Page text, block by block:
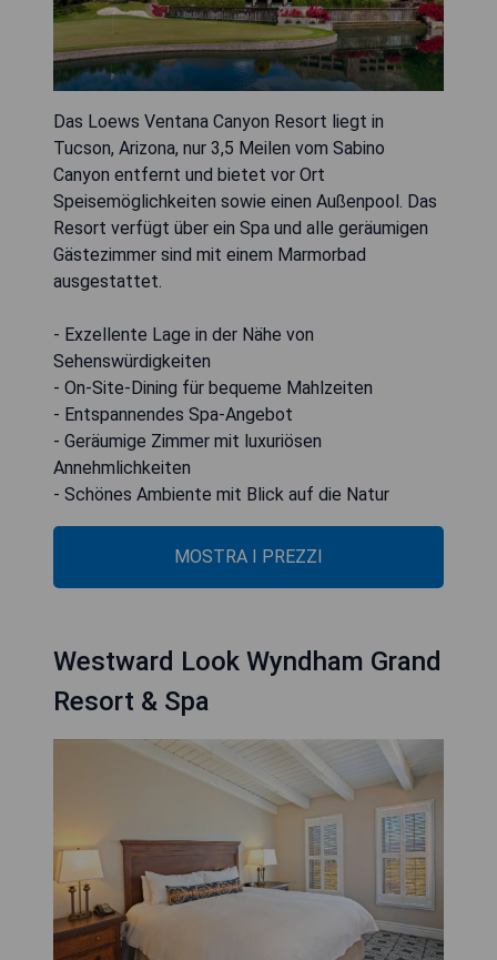
Das Loews Ventana Canyon Resort liegt in
Tucson, Arizona, nur 3,5 Meilen vom Sabino
Canyon entfernt und bietet vor Ort
Speisemöglichkeiten sowie einen Außenpool. Das
Resort verfügt über ein Spa und alle geräumigen
Gästezimmer sind mit einem Marmorbad
ausgestattet.
- Exzellente Lage in der Nähe von
Sehenswürdigkeiten
- On-Site-Dining für bequeme Mahlzeiten
- Entspannendes Spa-Angebot
- Geräumige Zimmer mit luxuriösen
Annehmlichkeiten
- Schönes Ambiente mit Blick auf die Natur
MOSTRA I PREZZI
Westward Look Wyndham Grand
Resort & Spa